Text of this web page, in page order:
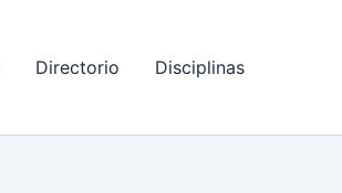
Directorio Disciplinas